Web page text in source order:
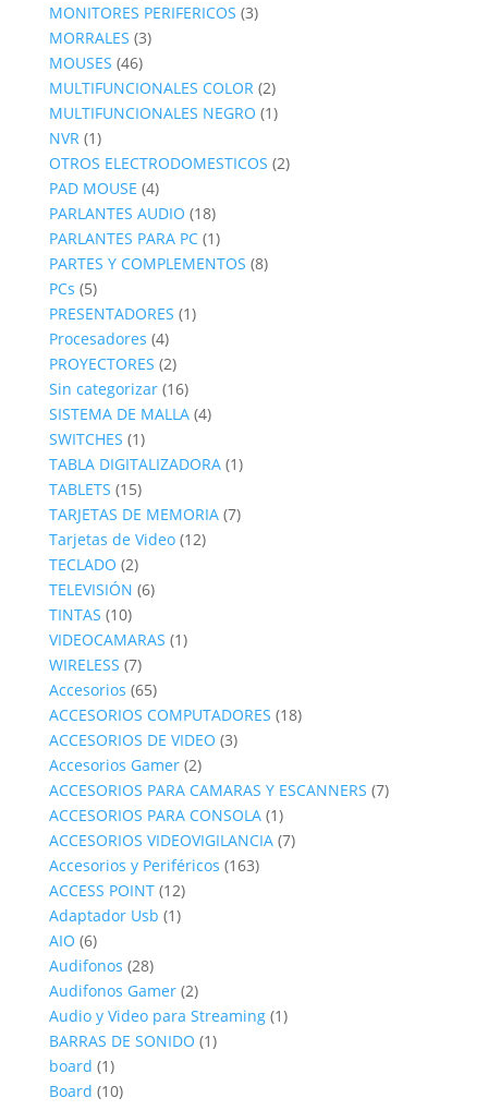
producto
MONITORES PERIFERICOS 33
MORRALES 33
MOUSES 4646
productos
MULTIFUNCIONALES COLOR 22
productos
MULTIFUNCIONALES NEGRO 11
NVR 11
producto
OTROS ELECTRODOMESTICOS 22
PAD MOUSE 44
productos
PARLANTES AUDIO 1818
productos
PARLANTES PARA PC 11
producto
PARTES Y COMPLEMENTOS 88
PCs 55
productos
PRESENTADORES 11
Procesadores 44
productos
PROYECTORES 22
productos
Sin categorizar 1616
productos
SISTEMA DE MALLA 44
SWITCHES 11
producto
TABLA DIGITALIZADORA 11
TABLETS 1515
productos
TARJETAS DE MEMORIA 77
Tarjetas de Video 1212
TECLADO 22
productos
TELEVISIÓN 66
TINTAS 1010
productos
VIDEOCAMARAS 11
WIRELESS 77
productos
Accesorios 6565
productos
ACCESORIOS COMPUTADORES 1818
ACCESORIOS DE VIDEO 33
Accesorios Gamer 22
productos
ACCESORIOS PARA CAMARAS Y ESCANNERS 77
ACCESORIOS PARA CONSOLA 11
producto
ACCESORIOS VIDEOVIGILANCIA 77
Accesorios y Periféricos 163163
ACCESS POINT 1212
productos
Adaptador Usb 11
AIO 66
productos
Audifonos 2828
productos
Audifonos Gamer 22
productos
Audio y Video para Streaming 11
BARRAS DE SONIDO 11
board 11
producto
Board 1010